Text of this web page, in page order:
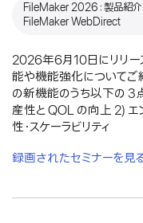
FileMaker 2026：製品紹
FileMaker WebDirect
2026年6月10日にリリ
能や機能強化についてご
の新機能のうち以下の 3
産性と QOL の向上 2) エ
性・スケーラビリティ
録画されたセミナーを見